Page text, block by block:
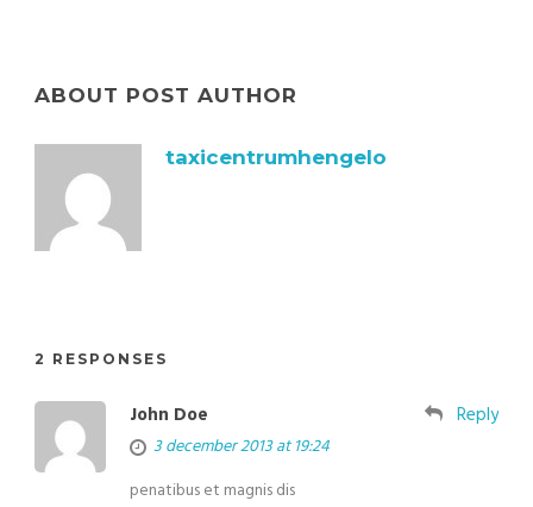
ABOUT POST AUTHOR
taxicentrumhengelo
2 RESPONSES
John Doe
3 december 2013 at 19:24
Reply
penatibus et magnis dis